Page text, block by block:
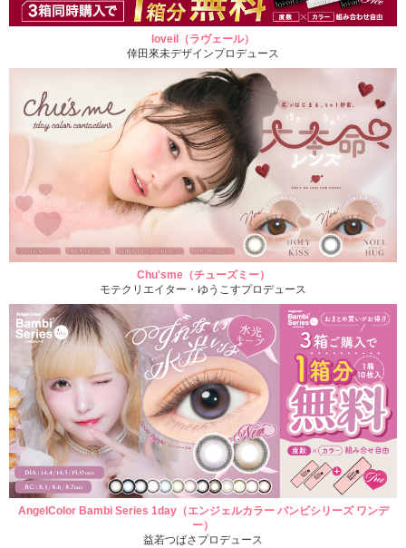
loveil（ラヴェール）
倖田來未デザインプロデュース
Chu'sme（チューズミー）
モテクリエイター・ゆうこすプロデュース
AngelColor Bambi Series 1day（エンジェルカラー バンビシリーズ ワンデ
ー）
益若つばさプロデュース